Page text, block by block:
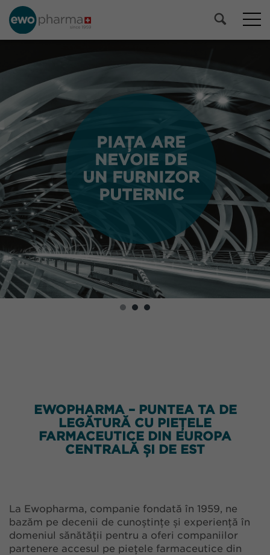
PIAȚA ARE
NEVOIE DE
UN FURNIZOR
PUTERNIC
PIAȚA ARE
NEVOIE DE
UN FURNIZOR
PUTERNIC
EWOPHARMA – PUNTEA TA DE
LEGĂTURĂ CU PIEȚELE
FARMACEUTICE DIN EUROPA
CENTRALĂ ȘI DE EST
La Ewopharma, companie fondată în 1959, ne
bazăm pe decenii de cunoștințe și experiență în
domeniul sănătății pentru a oferi companiilor
partenere accesul pe piețele farmaceutice din